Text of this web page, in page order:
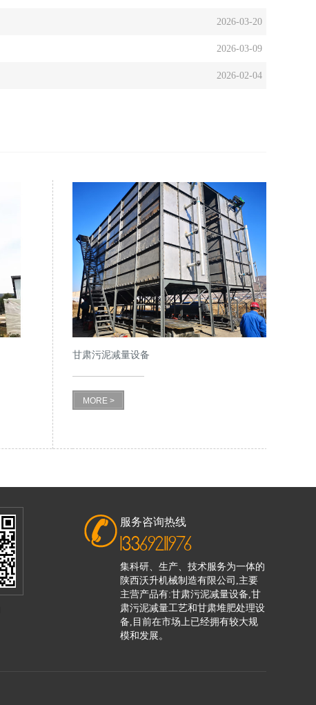
2026-03-20
2026-03-09
2026-02-04
甘肃污泥减量设备
MORE >
服务咨询热线
13369211976
集科研、生产、技术服务为一体的
陕西沃升机械制造有限公司,主要
主营产品有:甘肃污泥减量设备,甘
肃污泥减量工艺和甘肃堆肥处理设
备,目前在市场上已经拥有较大规
模和发展。